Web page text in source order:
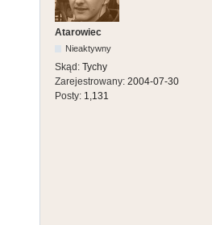
Atarowiec
Nieaktywny
Skąd: Tychy
Zarejestrowany: 2004-07-30
Posty: 1,131